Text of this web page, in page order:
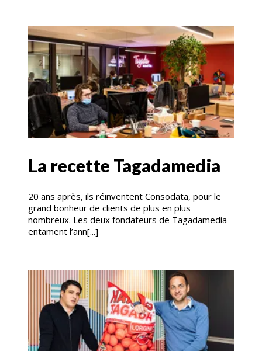
La recette Tagadamedia
20 ans après, ils réinventent Consodata, pour le
grand bonheur de clients de plus en plus
nombreux. Les deux fondateurs de Tagadamedia
entament l’ann[...]